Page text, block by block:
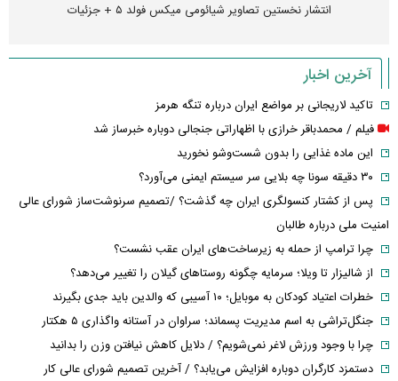
انتشار نخستین تصاویر شیائومی میکس فولد ۵ + جزئیات
آخرین اخبار
تاکید لاریجانی بر مواضع ایران درباره تنگه هرمز
فیلم / محمدباقر خرازی با اظهاراتی جنجالی دوباره خبرساز شد
این ماده غذایی را بدون شست‌وشو نخورید
۳۰ دقیقه سونا چه بلایی سر سیستم ایمنی می‌آورد؟
پس از کشتار کنسولگری ایران چه گذشت؟ /تصمیم سرنوشت‌ساز شورای عالی
امنیت ملی درباره طالبان
چرا ترامپ از حمله به زیرساخت‌های ایران عقب نشست؟
از شالیزار تا ویلا؛ سرمایه چگونه روستاهای گیلان را تغییر می‌دهد؟
خطرات اعتیاد کودکان به موبایل؛ ۱۰ آسیبی که والدین باید جدی بگیرند
جنگل‌تراشی به اسم مدیریت پسماند؛ سراوان در آستانه واگذاری ۵ هکتار
چرا با وجود ورزش لاغر نمی‌شویم؟ / دلایل کاهش نیافتن وزن را بدانید
دستمزد کارگران دوباره افزایش می‌یابد؟ / آخرین تصمیم شورای عالی کار